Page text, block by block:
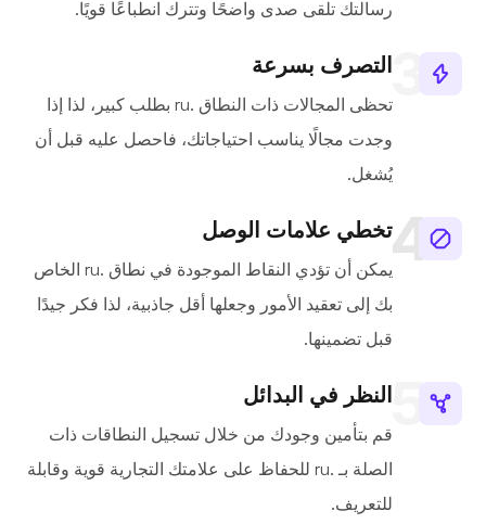
رسالتك تلقى صدى واضحًا وتترك انطباعًا قويًا.
التصرف بسرعة
تحظى المجالات ذات النطاق .ru بطلب كبير، لذا إذا
وجدت مجالًا يناسب احتياجاتك، فاحصل عليه قبل أن
يُشغل.
تخطي علامات الوصل
يمكن أن تؤدي النقاط الموجودة في نطاق .ru الخاص
بك إلى تعقيد الأمور وجعلها أقل جاذبية، لذا فكر جيدًا
قبل تضمينها.
النظر في البدائل
قم بتأمين وجودك من خلال تسجيل النطاقات ذات
الصلة بـ .ru للحفاظ على علامتك التجارية قوية وقابلة
للتعريف.